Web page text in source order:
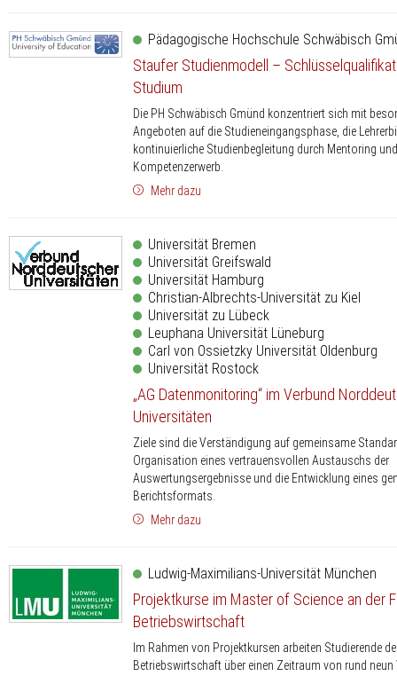
Pädagogische Hochschule Schwäbisch
Staufer Studienmodell –
Studium
Die PH Schwäbisch Gmünd konzentriert sich mit
Angeboten auf die Studieneingangsphase, die
kontinuierliche Studienbegleitung durch Mentoring
Kompetenzerwerb.
Mehr dazu
Universität Bremen
Universität Greifswald
Universität Hamburg
Christian-Albrechts-Universität zu Kiel
Universität zu Lübeck
Leuphana Universität Lüneburg
Carl von Ossietzky Universität Oldenburg
Universität Rostock
„AG Datenmonitoring“ im Verbund
Universitäten
Ziele sind die Verständigung auf gemeinsame
Organisation eines vertrauensvollen Austauschs der
Auswertungsergebnisse und die Entwicklung eines
Berichtsformats.
Mehr dazu
Ludwig-Maximilians-Universität München
Projektkurse im Master of Science an der
Betriebswirtschaft
Im Rahmen von Projektkursen arbeiten Studierende
Betriebswirtschaft über einen Zeitraum von rund neun